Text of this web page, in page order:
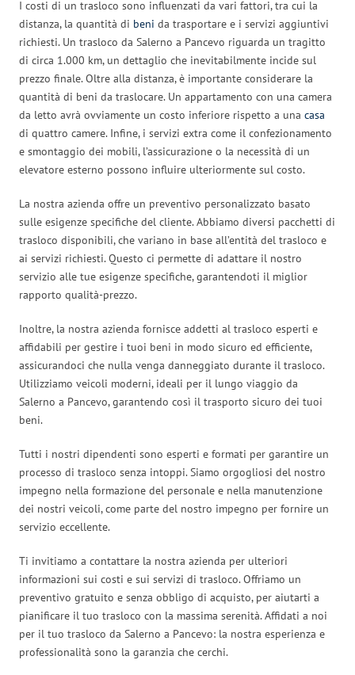
I costi di un trasloco sono influenzati da vari fattori, tra cui la
distanza, la quantità di beni da trasportare e i servizi aggiuntivi
richiesti. Un trasloco da Salerno a Pancevo riguarda un tragitto
di circa 1.000 km, un dettaglio che inevitabilmente incide sul
prezzo finale. Oltre alla distanza, è importante considerare la
quantità di beni da traslocare. Un appartamento con una camera
da letto avrà ovviamente un costo inferiore rispetto a una casa
di quattro camere. Infine, i servizi extra come il confezionamento
e smontaggio dei mobili, l’assicurazione o la necessità di un
elevatore esterno possono influire ulteriormente sul costo.
La nostra azienda offre un preventivo personalizzato basato
sulle esigenze specifiche del cliente. Abbiamo diversi pacchetti di
trasloco disponibili, che variano in base all’entità del trasloco e
ai servizi richiesti. Questo ci permette di adattare il nostro
servizio alle tue esigenze specifiche, garantendoti il miglior
rapporto qualità-prezzo.
Inoltre, la nostra azienda fornisce addetti al trasloco esperti e
affidabili per gestire i tuoi beni in modo sicuro ed efficiente,
assicurandoci che nulla venga danneggiato durante il trasloco.
Utilizziamo veicoli moderni, ideali per il lungo viaggio da
Salerno a Pancevo, garantendo così il trasporto sicuro dei tuoi
beni.
Tutti i nostri dipendenti sono esperti e formati per garantire un
processo di trasloco senza intoppi. Siamo orgogliosi del nostro
impegno nella formazione del personale e nella manutenzione
dei nostri veicoli, come parte del nostro impegno per fornire un
servizio eccellente.
Ti invitiamo a contattare la nostra azienda per ulteriori
informazioni sui costi e sui servizi di trasloco. Offriamo un
preventivo gratuito e senza obbligo di acquisto, per aiutarti a
pianificare il tuo trasloco con la massima serenità. Affidati a noi
per il tuo trasloco da Salerno a Pancevo: la nostra esperienza e
professionalità sono la garanzia che cerchi.